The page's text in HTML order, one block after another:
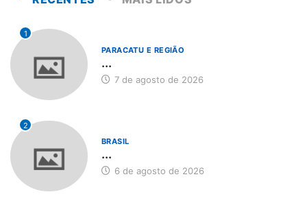
1
PARACATU E REGIÃO
...
7 de agosto de 2026
2
BRASIL
...
6 de agosto de 2026